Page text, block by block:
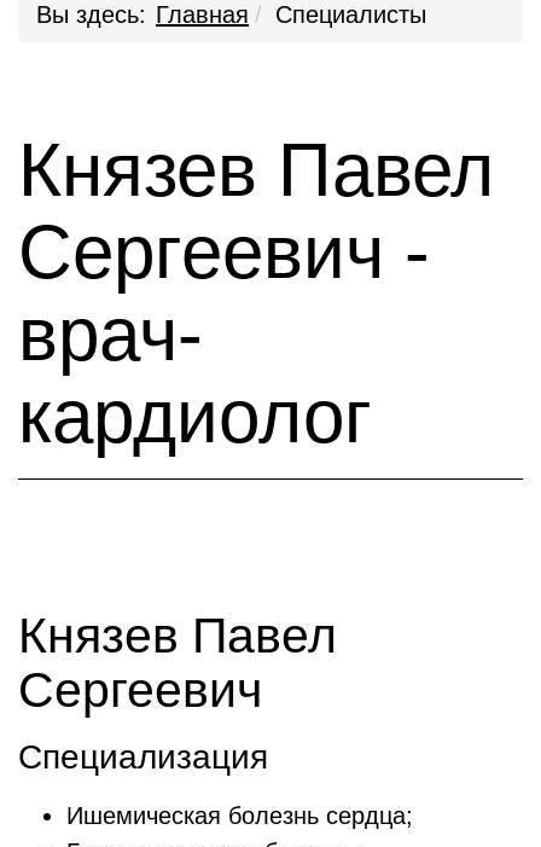
Вы здесь: Главная Специалисты
Князев Павел
Сергеевич -
врач-
кардиолог
Князев Павел
Сергеевич
Специализация
Ишемическая болезнь сердца;